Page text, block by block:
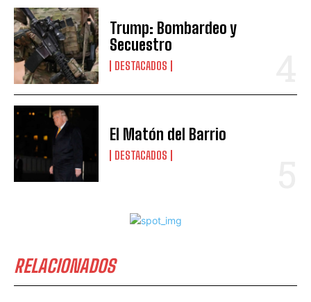
Trump: Bombardeo y
Secuestro
DESTACADOS
El Matón del Barrio
DESTACADOS
RELACIONADOS